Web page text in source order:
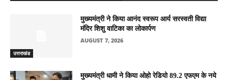
उत्तराखंड
मुख्यमंत्री ने किया आनंद स्वरूप आर्य सरस्वती विद्या
मंदिर शिशु वाटिका का लोकार्पण
AUGUST 7, 2026
मुख्यमंत्री धामी ने किया ओहो रेडियो 89.2 एफएम के नये